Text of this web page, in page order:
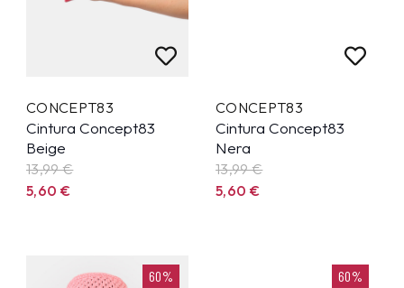
CONCEPT83
Cintura Concept83
Beige
13,99€
5,60 €
CONCEPT83
Cintura Concept83
Nera
13,99€
5,60 €
60% 60%